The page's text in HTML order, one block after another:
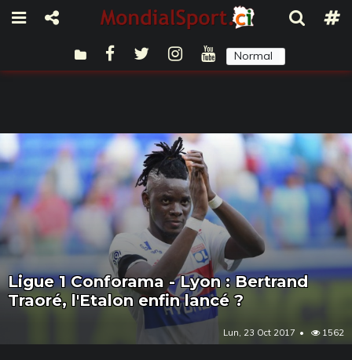
Normal
Ligue 1 Conforama - Lyon : Bertrand
Traoré, l'Etalon enfin lancé ?
Lun, 23 Oct 2017 1562